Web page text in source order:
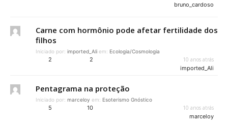
bruno_cardoso
Carne com hormônio pode afetar fertilidade dos
filhos
Iniciado por: imported_Ali em: Ecologia/Cosmologia
2 2
10 anos atrás
imported_Ali
Pentagrama na proteção
Iniciado por: marceloy em: Esoterismo Gnóstico
5 10
10 anos atrás
marceloy